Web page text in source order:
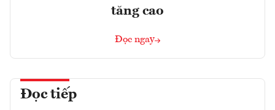
tăng cao
Đọc ngay
Đọc tiếp